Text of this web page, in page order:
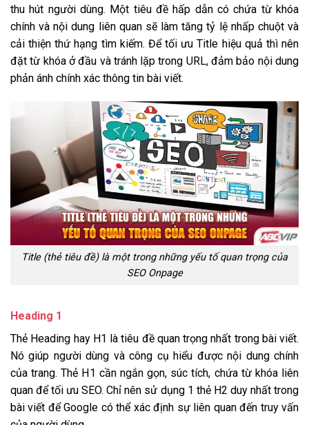
thu hút người dùng. Một tiêu đề hấp dẫn có chứa từ khóa
chính và nội dung liên quan sẽ làm tăng tỷ lệ nhấp chuột và
cải thiện thứ hạng tìm kiếm. Để tối ưu Title hiệu quả thì nên
đặt từ khóa ở đầu và tránh lặp trong URL, đảm bảo nội dung
phản ánh chính xác thông tin bài viết.
Title (thẻ tiêu đề) là một trong những yếu tố quan trọng của
SEO Onpage
Heading 1
Thẻ Heading hay H1 là tiêu đề quan trọng nhất trong bài viết.
Nó giúp người dùng và công cụ hiểu được nội dung chính
của trang. Thẻ H1 cần ngắn gọn, súc tích, chứa từ khóa liên
quan để tối ưu SEO. Chỉ nên sử dụng 1 thẻ H2 duy nhất trong
bài viết để Google có thể xác định sự liên quan đến truy vấn